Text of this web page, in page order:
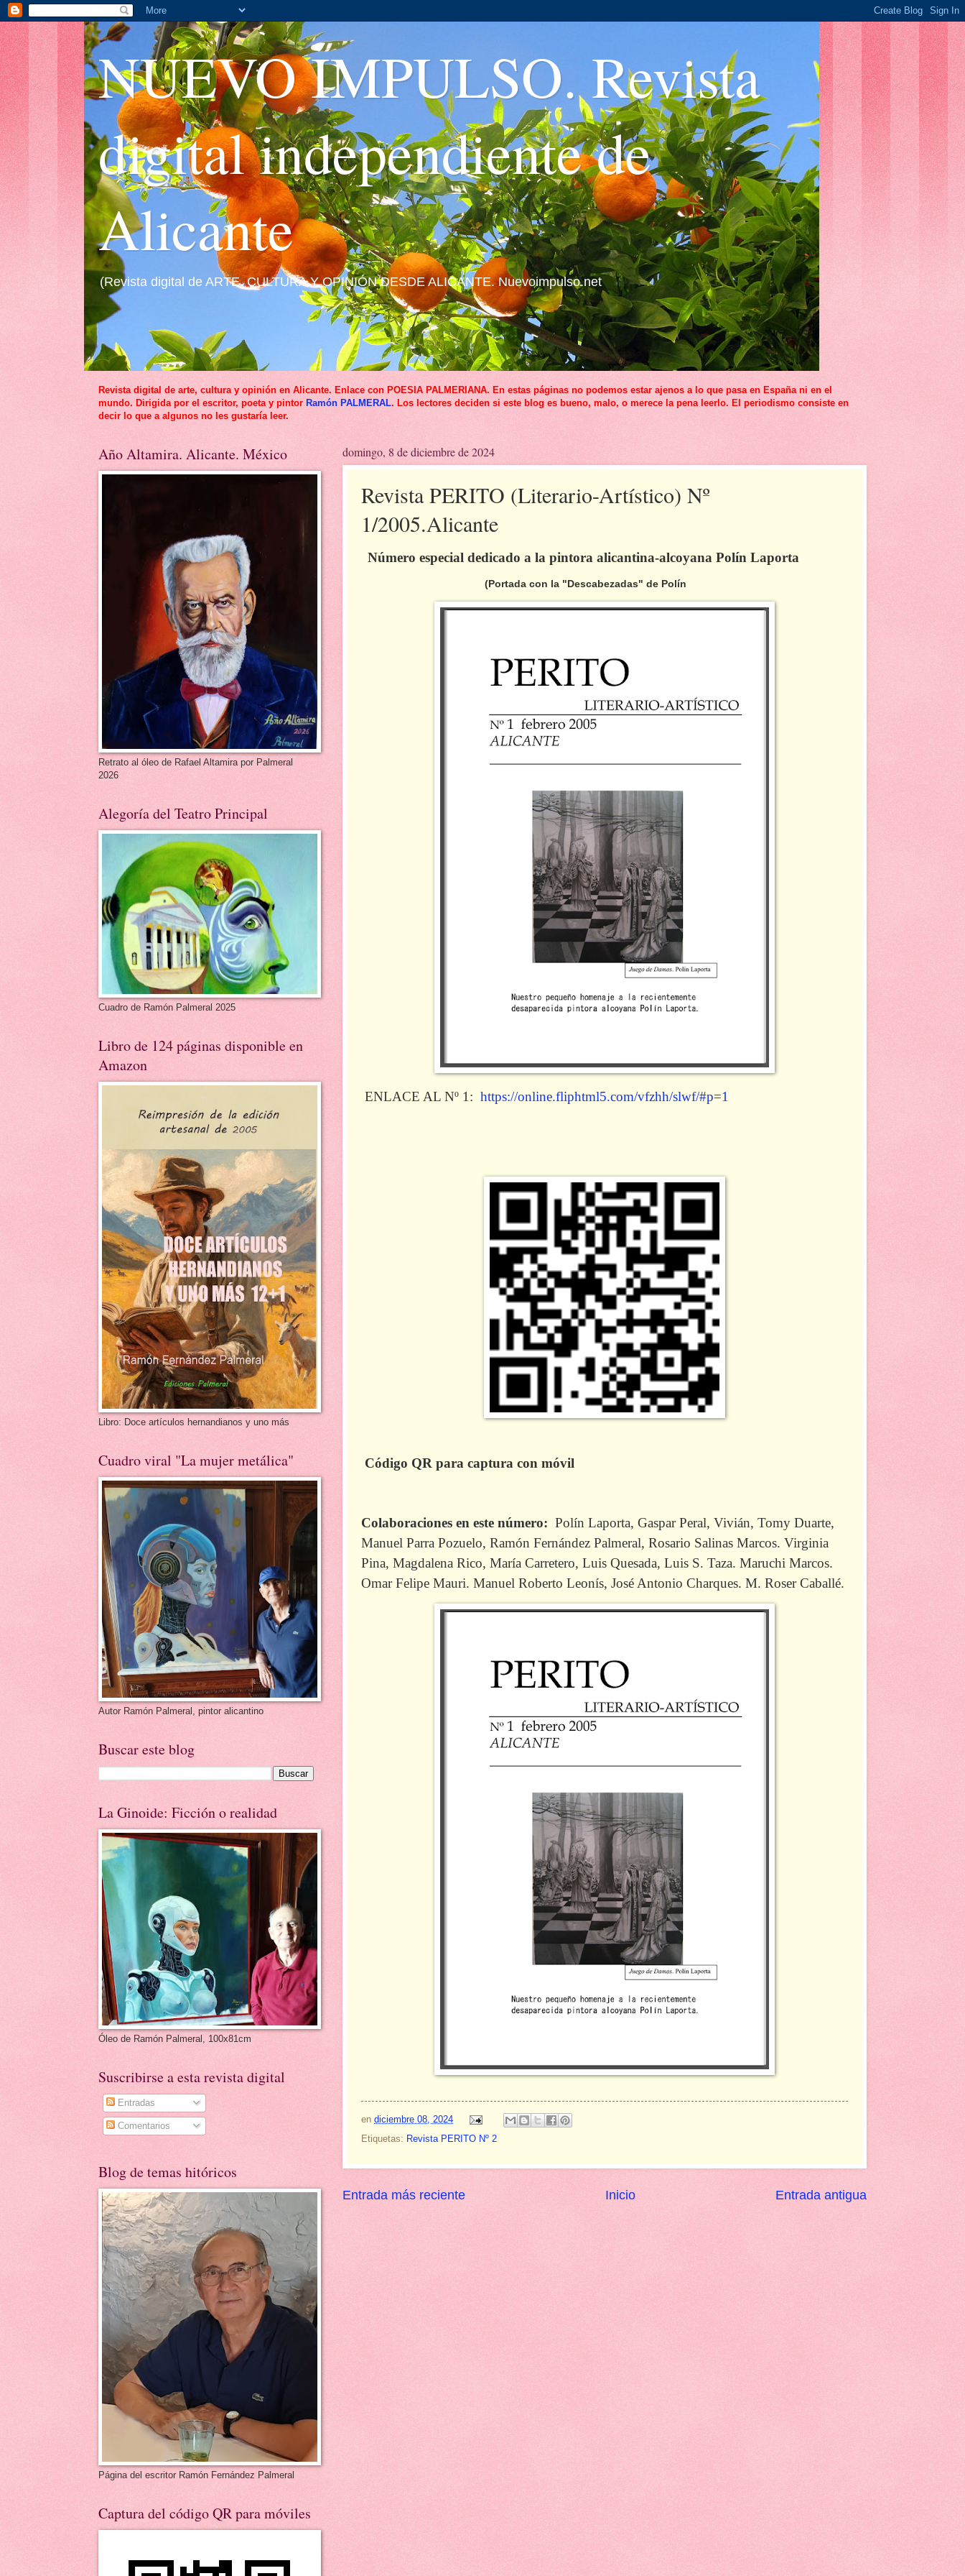
NUEVO IMPULSO. Revista
digital independiente de
Alicante
(Revista digital de ARTE, CULTURA Y OPINIÓN DESDE ALICANTE. Nuevoimpulso.net
Revista digital de arte, cultura y opinión en Alicante. Enlace con POESIA PALMERIANA. En estas páginas no podemos estar ajenos a lo que pasa en España ni en el
mundo. Dirigida por el escritor, poeta y pintor Ramón PALMERAL. Los lectores deciden si este blog es bueno, malo, o merece la pena leerlo. El periodismo consiste en
decir lo que a algunos no les gustaría leer.
domingo, 8 de diciembre de 2024
Revista PERITO (Literario-Artístico) Nº
1/2005.Alicante
Número especial dedicado a la pintora alicantina-alcoyana Polín Laporta
(Portada con la "Descabezadas" de Polín
ENLACE AL Nº 1: https://online.fliphtml5.com/vfzhh/slwf/#p=1
Código QR para captura con móvil
Colaboraciones en este número: Polín Laporta, Gaspar Peral, Vivián, Tomy Duarte,
Manuel Parra Pozuelo, Ramón Fernández Palmeral, Rosario Salinas Marcos. Virginia
Pina, Magdalena Rico, María Carretero, Luis Quesada, Luis S. Taza. Maruchi Marcos.
Omar Felipe Mauri. Manuel Roberto Leonís, José Antonio Charques. M. Roser Caballé.
en diciembre 08, 2024
Etiquetas: Revista PERITO Nº 2
Entrada más reciente Entrada antigua
Inicio
Año Altamira. Alicante. México
Retrato al óleo de Rafael Altamira por Palmeral
2026
Alegoría del Teatro Principal
Cuadro de Ramón Palmeral 2025
Libro de 124 páginas disponible en
Amazon
Libro: Doce artículos hernandianos y uno más
Cuadro viral "La mujer metálica"
Autor Ramón Palmeral, pintor alicantino
Buscar este blog
La Ginoide: Ficción o realidad
Óleo de Ramón Palmeral, 100x81cm
Suscribirse a esta revista digital
Entradas
Comentarios
Blog de temas hitóricos
Página del escritor Ramón Fernández Palmeral
Captura del código QR para móviles